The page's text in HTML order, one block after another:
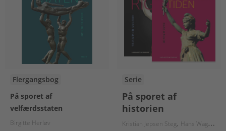
Flergangsbog
På sporet af
velfærdsstaten
Birgitte Herløv
Serie
På sporet af
historien
Kristian Jepsen Steg Hans Wagner